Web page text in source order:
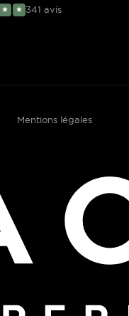
★ ★ 341 avis
Mentions légales